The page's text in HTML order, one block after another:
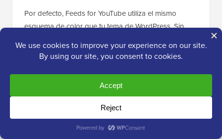
Por defecto, Feeds for YouTube utiliza el mismo
esquema de color que tu tema de WordPress. Sin
'Claro' u 'Oscuro' para tu feed de videos.
Incluso puedes crear tu propio esquema de color
seleccionando 'Personalizado' y luego usando la
configuración para cambiar el color del enlace, el
color del texto, cambiar el color de fondo y más.